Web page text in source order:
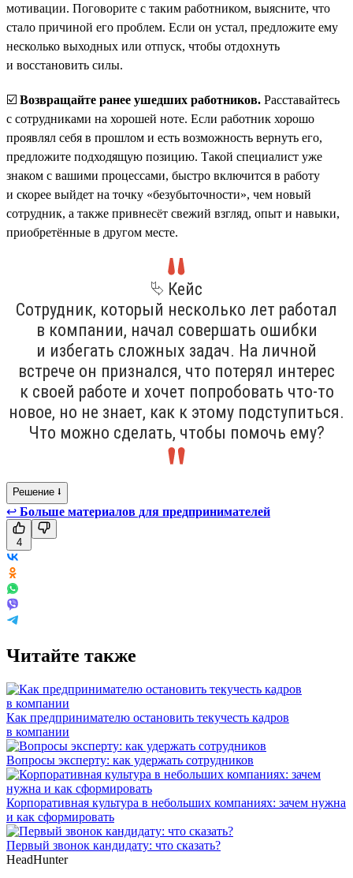
мотивации. Поговорите с таким работником, выясните, что
стало причиной его проблем. Если он устал, предложите ему
несколько выходных или отпуск, чтобы отдохнуть
и восстановить силы.
☑️ Возвращайте ранее ушедших работников. Расставайтесь
с сотрудниками на хорошей ноте. Если работник хорошо
проявлял себя в прошлом и есть возможность вернуть его,
предложите подходящую позицию. Такой специалист уже
знаком с вашими процессами, быстро включится в работу
и скорее выйдет на точку «безубыточности», чем новый
сотрудник, а также привнесёт свежий взгляд, опыт и навыки,
приобретённые в другом месте.
⮱ Кейс
Сотрудник, который несколько лет работал
в компании, начал совершать ошибки
и избегать сложных задач. На личной
встрече он признался, что потерял интерес
к своей работе и хочет попробовать что-то
новое, но не знает, как к этому подступиться.
Что можно сделать, чтобы помочь ему?
Решение ⭣
↩ Больше материалов для предпринимателей
4
Читайте также
Как предпринимателю остановить текучесть кадров
в компании
Вопросы эксперту: как удержать сотрудников
Корпоративная культура в небольших компаниях: зачем нужна
и как сформировать
Первый звонок кандидату: что сказать?
HeadHunter